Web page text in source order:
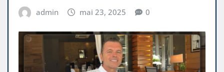
admin mai 23, 2025 0